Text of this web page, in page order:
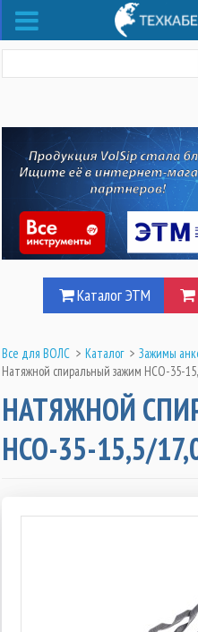
Каталог ЭТМ
Все для ВОЛС > Каталог > Зажимы
Натяжной спиральный зажим НСО-35-
НАТЯЖНОЙ
НСО-35-15,5/